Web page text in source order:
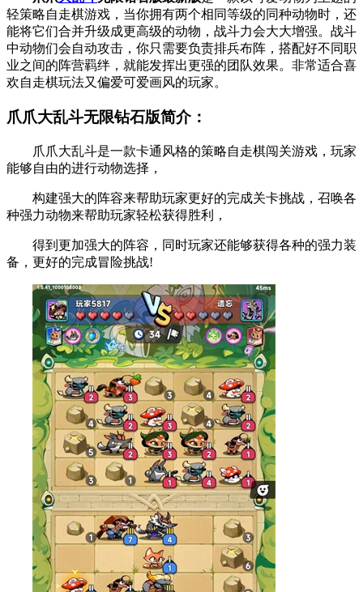
轻策略自走棋游戏，当你拥有两个相同等级的同种动物时，还
能将它们合并升级成更高级的动物，战斗力会大大增强。战斗
中动物们会自动攻击，你只需要负责排兵布阵，搭配好不同职
业之间的阵营羁绊，就能发挥出更强的团队效果。非常适合喜
欢自走棋玩法又偏爱可爱画风的玩家。
爪爪大乱斗无限钻石版简介：
爪爪大乱斗是一款卡通风格的策略自走棋闯关游戏，玩家
能够自由的进行动物选择，
构建强大的阵容来帮助玩家更好的完成关卡挑战，召唤各
种强力动物来帮助玩家轻松获得胜利，
得到更加强大的阵容，同时玩家还能够获得各种的强力装
备，更好的完成冒险挑战!